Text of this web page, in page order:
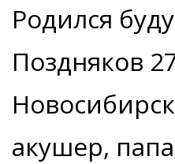
Родился
Поздняков
акушер,